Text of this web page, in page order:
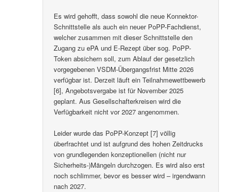
Es wird gehofft, dass sowohl die neue Konnektor-
Schnittstelle als auch ein neuer PoPP-Fachdienst,
welcher zusammen mit dieser Schnittstelle den
Zugang zu ePA und E-Rezept über sog. PoPP-
Token absichern soll, zum Ablauf der gesetzlich
vorgegebenen VSDM-Übergangsfrist Mitte 2026
verfügbar ist. Derzeit läuft ein Teilnahmewettbewerb
[6], Angebotsvergabe ist für November 2025
geplant. Aus Gesellschafterkreisen wird die
Verfügbarkeit nicht vor 2027 angenommen.
Leider wurde das PoPP-Konzept [7] völlig
überfrachtet und ist aufgrund des hohen Zeitdrucks
von grundlegenden konzeptionellen (nicht nur
Sicherheits-)Mängeln durchzogen. Es wird also erst
noch schlimmer, bevor es besser wird – irgendwann
nach 2027.